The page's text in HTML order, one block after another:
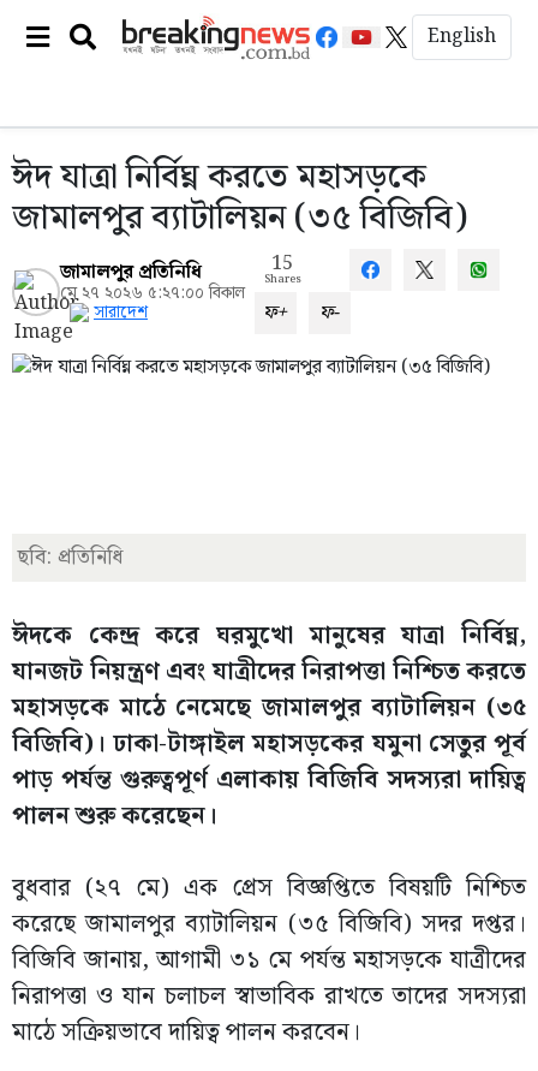
English
ঈদ যাত্রা নির্বিঘ্ন করতে মহাসড়কে
জামালপুর ব্যাটালিয়ন (৩৫ বিজিবি)
জামালপুর প্রতিনিধি
মে ২৭ ২০২৬ ৫:২৭:০০ বিকাল
সারাদেশ
15
Shares
ফ+ ফ-
ছবি: প্রতিনিধি
ঈদকে কেন্দ্র করে ঘরমুখো মানুষের যাত্রা নির্বিঘ্ন,
যানজট নিয়ন্ত্রণ এবং যাত্রীদের নিরাপত্তা নিশ্চিত করতে
মহাসড়কে মাঠে নেমেছে জামালপুর ব্যাটালিয়ন (৩৫
বিজিবি)। ঢাকা-টাঙ্গাইল মহাসড়কের যমুনা সেতুর পূর্ব
পাড় পর্যন্ত গুরুত্বপূর্ণ এলাকায় বিজিবি সদস্যরা দায়িত্ব
পালন শুরু করেছেন।
বুধবার (২৭ মে) এক প্রেস বিজ্ঞপ্তিতে বিষয়টি নিশ্চিত
করেছে জামালপুর ব্যাটালিয়ন (৩৫ বিজিবি) সদর দপ্তর।
বিজিবি জানায়, আগামী ৩১ মে পর্যন্ত মহাসড়কে যাত্রীদের
নিরাপত্তা ও যান চলাচল স্বাভাবিক রাখতে তাদের সদস্যরা
মাঠে সক্রিয়ভাবে দায়িত্ব পালন করবেন।